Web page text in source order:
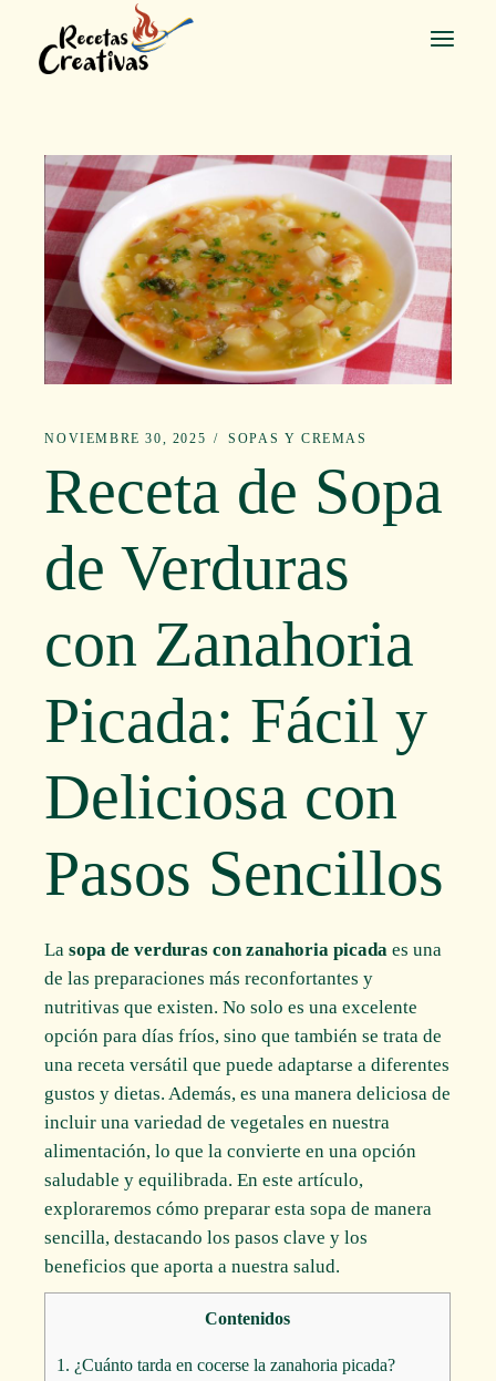
contenido
NOVIEMBRE 30, 2025 SOPAS Y CREMAS
Receta de Sopa
de Verduras
con Zanahoria
Picada: Fácil y
Deliciosa con
Pasos Sencillos
Lasopa de verduras con zanahoria picada es una
de las preparaciones más reconfortantes y
nutritivas que existen. No solo es una excelente
opción para días fríos, sino que también se trata de
una receta versátil que puede adaptarse a diferentes
gustos y dietas. Además, es una manera deliciosa de
incluir una variedad de vegetales en nuestra
alimentación, lo que la convierte en una opción
saludable y equilibrada. En este artículo,
exploraremos cómo preparar esta sopa de manera
sencilla, destacando los pasos clave y los
beneficios que aporta a nuestra salud.
Contenidos
1. ¿Cuánto tarda en cocerse la zanahoria picada?